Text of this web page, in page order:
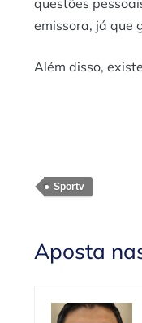
questões
emissora, já que
Além disso,
Sportv
Aposta